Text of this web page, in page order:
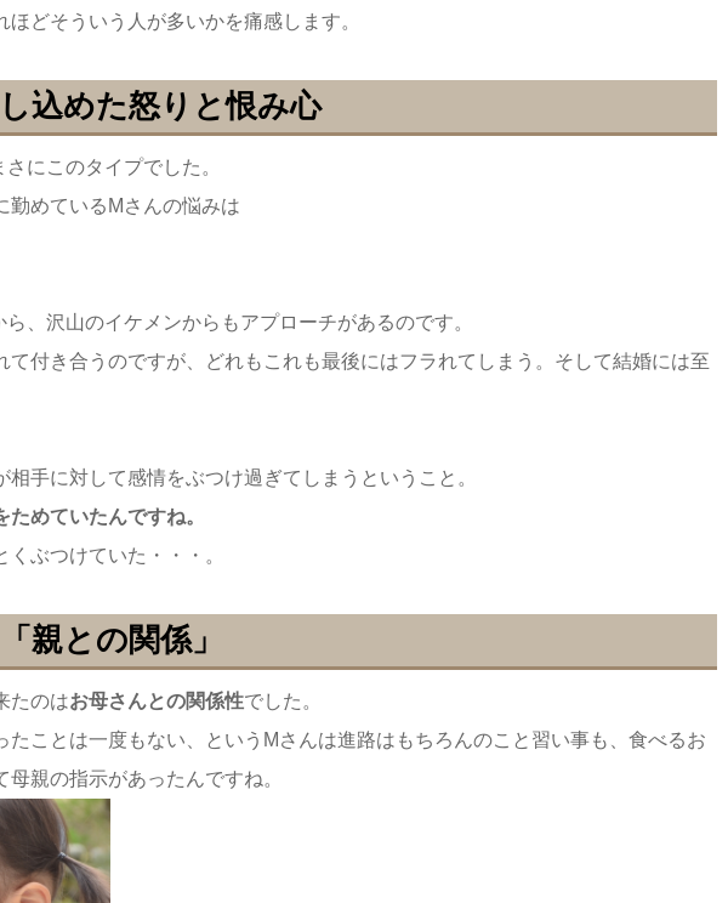
どそういう人が多いかを痛感します。
込めた怒りと恨み心
にこのタイプでした。
勤めているMさんの悩みは
、沢山のイケメンからもアプローチがあるのです。
て付き合うのですが、どれもこれも最後にはフラれてしまう。そして結婚には至
手に対して感情をぶつけ過ぎてしまうということ。
ためていたんですね。
ぶつけていた・・・。
親との関係」
たのはお母さんとの関係性でした。
たことは一度もない、というMさんは進路はもちろんのこと習い事も、食べるお
親の指示があったんですね。